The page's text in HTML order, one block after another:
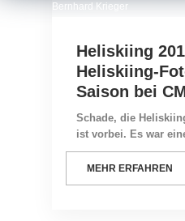
Bernhard Krieger
Heliskiing
Heliskiing-
Saison bei
Schade, die
ist vorbei. Es war
MEHR ERFAHREN